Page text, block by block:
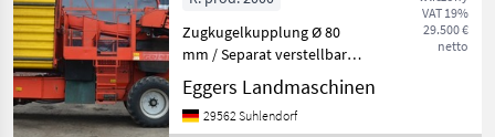
VAT 19%
29.500 €
netto
Zugkugelkupplung Ø 80
mm / Separat verstellbares
Mittenschar anstelle von
mittleren Sechscheiben /
Steinsicherung für
Eggers Landmaschinen
29562 Suhlendorf